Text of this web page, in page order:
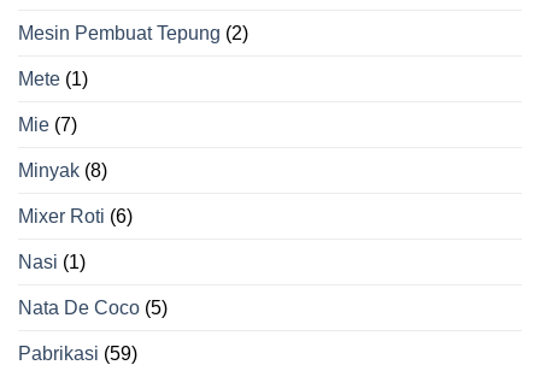
Mesin Pembuat Tepung (2)
Mete (1)
Mie (7)
Minyak (8)
Mixer Roti (6)
Nasi (1)
Nata De Coco (5)
Pabrikasi (59)